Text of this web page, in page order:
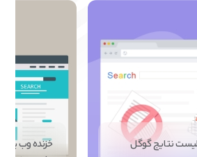
نتایج گوگل